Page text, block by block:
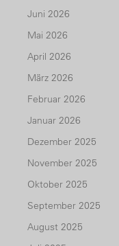
Juni 2026
Mai 2026
April 2026
März 2026
Februar 2026
Januar 2026
Dezember 2025
November 2025
Oktober 2025
September 2025
August 2025